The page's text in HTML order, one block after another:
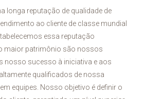
longa reputação de qualidade de
ao cliente de classe mundial
essa reputação
maior patrimônio são nossos
nosso sucesso à iniciativa e aos
qualificados de nossa
equipes. Nosso objetivo é definir o